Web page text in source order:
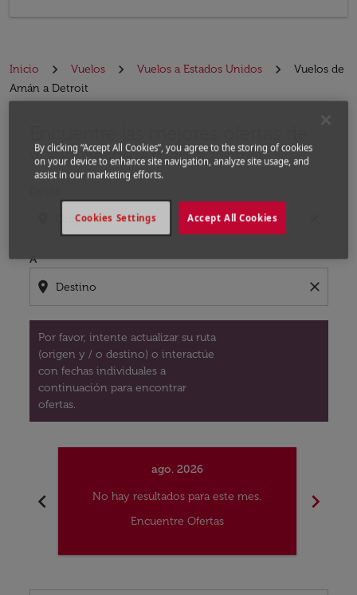
Inicio Vuelos Vuelos a Estados Unidos
Vuelos de
Amán a Detroit
vuelo desde Amán a Detroit
A
location_on close
Por favor, intente actualizar su ruta
(origen y / o destino) o interactúe
con fechas individuales a
continuación para encontrar
ofertas.
chevron_left
ago. 2026
No hay resultados para este mes.
Encuentre Ofertas
chevron_right
By clicking “Accept All Cookies”, you agree to the storing of cookies
on your device to enhance site navigation, analyze site usage, and
assist in our marketing efforts.
Accept All Cookies
Cookies Settings